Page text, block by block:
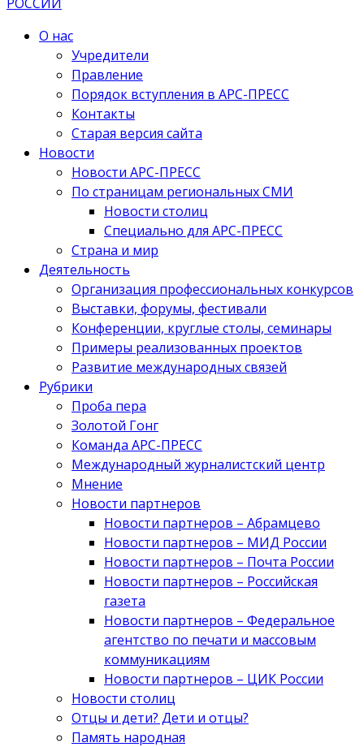
О нас
Учредители
Правление
Порядок вступления в АРС-ПРЕСС
Контакты
Старая версия сайта
Новости
Новости АРС-ПРЕСС
По страницам региональных СМИ
Новости столиц
Специально для АРС-ПРЕСС
Страна и мир
Деятельность
Организация профессиональных конкурсов
Выставки, форумы, фестивали
Конференции, круглые столы, семинары
Примеры реализованных проектов
Развитие международных связей
Рубрики
Проба пера
Золотой Гонг
Команда АРС-ПРЕСС
Международный журналистский центр
Мнение
Новости партнеров
Новости партнеров – Абрамцево
Новости партнеров – МИД России
Новости партнеров – Почта России
Новости партнеров – Российская
газета
Новости партнеров – Федеральное
агентство по печати и массовым
коммуникациям
Новости партнеров – ЦИК России
Новости столиц
Отцы и дети? Дети и отцы?
Память народная